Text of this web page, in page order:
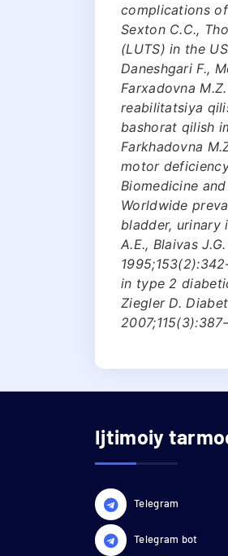
complications of
Sexton C.C.,
(LUTS) in the
Daneshgari F.,
Farxadovna
reabilitatsiya
bashorat qilish
Farkhadovna
motor
Biomedicine
Worldwide
bladder, urinary
A.E., Blaivas
in type 2
Ziegler D.
Ijtimoiy
Telegram
Telegram bot